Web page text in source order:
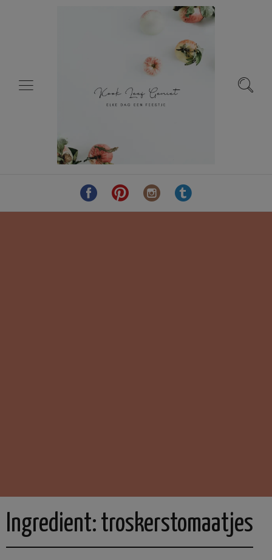
Ingredient: troskerstomaatjes